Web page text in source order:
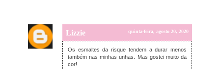
Lizzie quinta-feira, agosto 20, 2020
Os esmaltes da risque tendem a durar menos
também nas minhas unhas. Mas gostei muito da
cor!